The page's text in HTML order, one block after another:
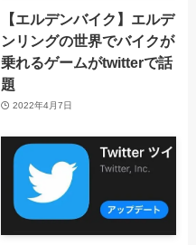
【エルデンバイク】エルデ
ンリングの世界でバイクが
乗れるゲームがtwitterで話
題
2022年4月7日